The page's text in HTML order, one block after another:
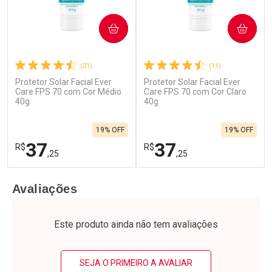
(21)
Protetor Solar Facial Ever
Care FPS 70 com Cor Médio
40g
R$37,25
19% OFF
COMPRAR
Laboratório
Por Menos
(11)
Protetor Solar Facial Ever
Care FPS 70 com Cor Claro
40g
R$37,25
19% OFF
COMPRAR
Laboratório
Por Menos
Avaliações
Este produto ainda não tem avaliações
SEJA O PRIMEIRO A AVALIAR